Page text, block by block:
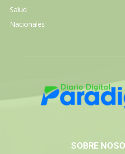
Salud
Nacionales
SOBRE